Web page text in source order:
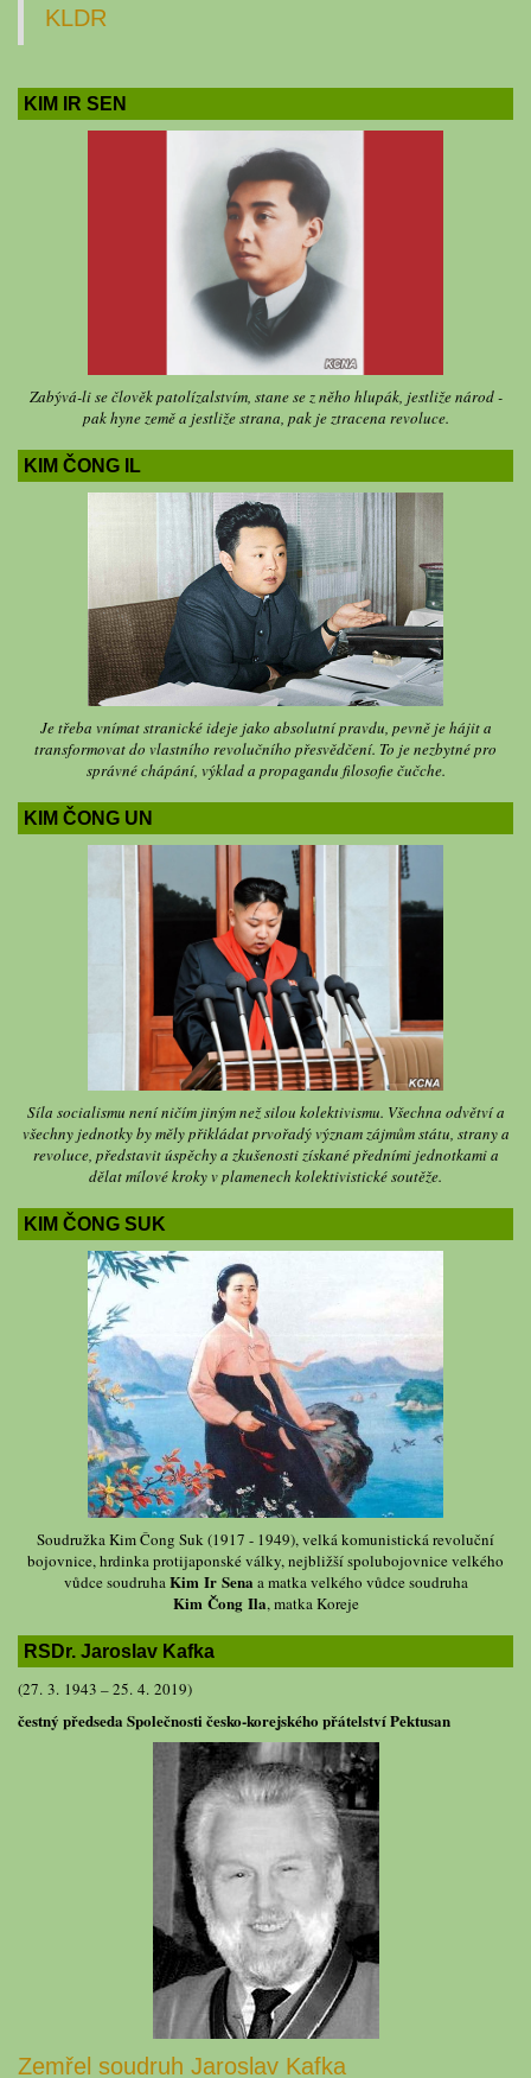
KLDR
KIM IR SEN
Zabývá-li se člověk patolízalstvím, stane se z něho hlupák, jestliže národ -
pak hyne země a jestliže strana, pak je ztracena revoluce.
KIM ČONG IL
Je třeba vnímat stranické ideje jako absolutní pravdu, pevně je hájit a
transformovat do vlastního revolučního přesvědčení. To je nezbytné pro
správné chápání, výklad a propagandu filosofie čučche.
KIM ČONG UN
Síla socialismu není ničím jiným než silou kolektivismu. Všechna odvětví a
všechny jednotky by měly přikládat prvořadý význam zájmům státu, strany a
revoluce, představit úspěchy a zkušenosti získané předními jednotkami a
dělat mílové kroky v plamenech kolektivistické soutěže.
KIM ČONG SUK
Soudružka Kim Čong Suk (1917 - 1949), velká komunistická revoluční
bojovnice, hrdinka protijaponské války, nejbližší spolubojovnice velkého
vůdce soudruhaKim Ir Sena a matka velkého vůdce soudruha
Kim Čong Ila, matka Koreje
RSDr. Jaroslav Kafka
(27. 3. 1943 – 25. 4. 2019)
čestný předseda Společnosti česko-korejského přátelství Pektusan
Zemřel soudruh Jaroslav Kafka